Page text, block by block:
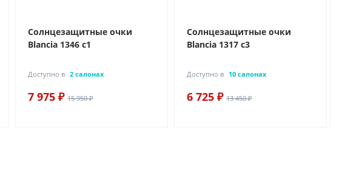
Солнцезащитные очки
Blancia 1346 с1
Доступно в 2 салонах
7 975 ₽ 15 950 ₽
Солнцезащитные очки
Blancia 1317 с3
Доступно в 10 салонах
6 725 ₽ 13 450 ₽